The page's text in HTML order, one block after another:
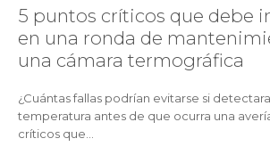
5 puntos críticos que debe
en una ronda de
una cámara termográfica
¿Cuántas fallas podrían evitarse si
temperatura antes de que ocurra una
críticos que...